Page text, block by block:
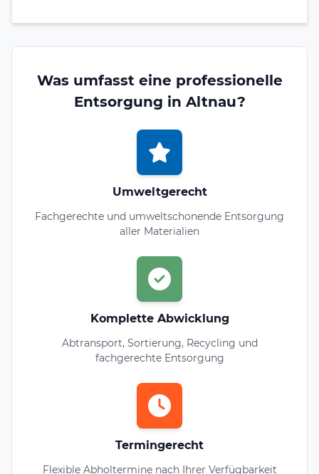
Was umfasst eine professionelle
Entsorgung in Altnau?
Umweltgerecht
Fachgerechte und umweltschonende Entsorgung
aller Materialien
Komplette Abwicklung
Abtransport, Sortierung, Recycling und
fachgerechte Entsorgung
Termingerecht
Flexible Abholtermine nach Ihrer Verfügbarkeit